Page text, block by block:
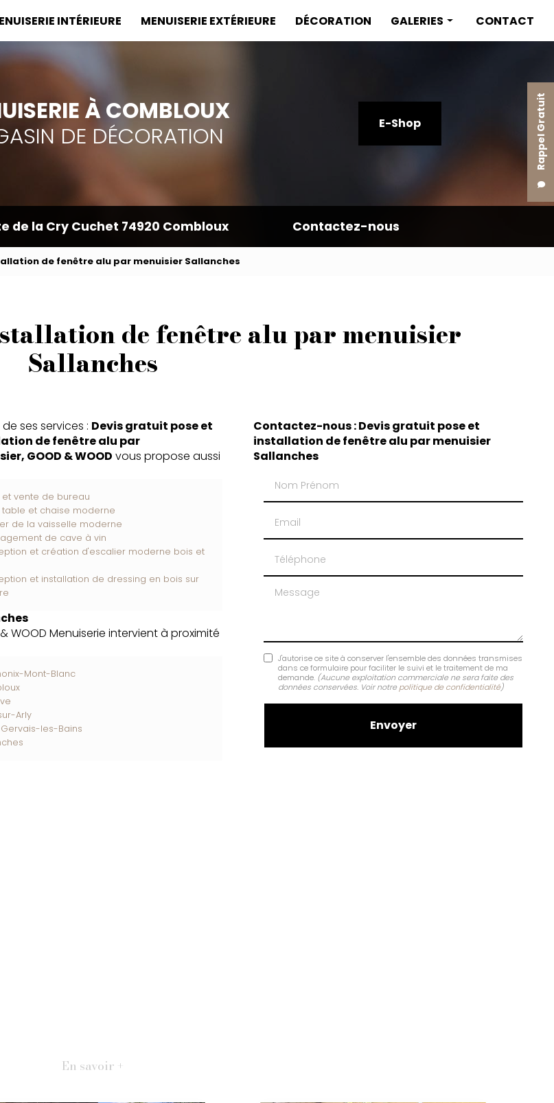
Rappel Gratuit
INTÉRIEURE MENUISERIE EXTÉRIEURE DÉCORATION GALERIES
Décoration
CONTACT
À COMBLOUX
DE DÉCORATION
E-Shop
de la Cry Cuchet 74920 Combloux Contactez-nous
de fenêtre alu par menuisier Sallanches
de fenêtre alu par menuisier
Sallanches
de ses services : Devis gratuit pose et
de fenêtre alu par
GOOD & WOOD vous propose aussi
et vente de bureau
table et chaise moderne
de la vaisselle moderne
de cave à vin
et création d'escalier moderne bois et
et installation de dressing en bois sur
WOOD Menuiserie intervient à proximité
Mont-Blanc
Arly
les-Bains
Contactez-nous : Devis gratuit pose et
installation de fenêtre alu par menuisier
Sallanches
Message
J'autorise ce site à conserver l'ensemble des données transmises
dans ce formulaire pour faciliter le suivi et le traitement de ma
demande. (Aucune exploitation commerciale ne sera faite des
données conservées. Voir notre politique de confidentialité)
En savoir +